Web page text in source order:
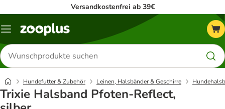
Versandkostenfrei ab 39€
Menü
Produkte
suchen
Hundefutter & Zubehör Leinen, Halsbänder & Geschirre
Trixie Halsband Pfoten-Reflect,